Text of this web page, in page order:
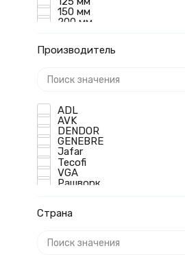
150 мм
200 мм
350 мм
600 мм
Производитель
ADL
AVK
DENDOR
GENEBRE
Jafar
Tecofi
VGA
Рашворк
Страна